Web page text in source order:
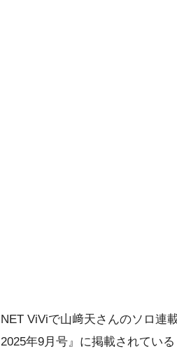
NET ViViで山﨑天さんのソロ連
2025年9月号』に掲載されてい